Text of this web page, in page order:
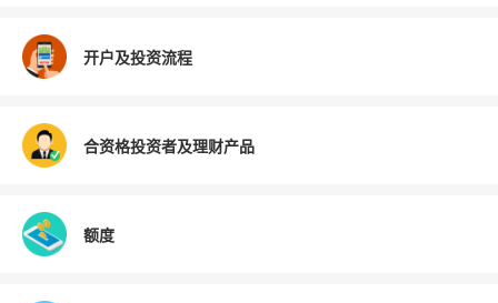
开户及投资流程
合资格投资者及理财产品
额度